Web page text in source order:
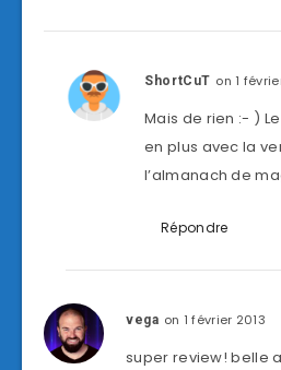
ShortCuT on 1
Mais de rien :- )
en plus avec la
l’almanach de
Répondre
vega on 1 février 2013
super review! belle